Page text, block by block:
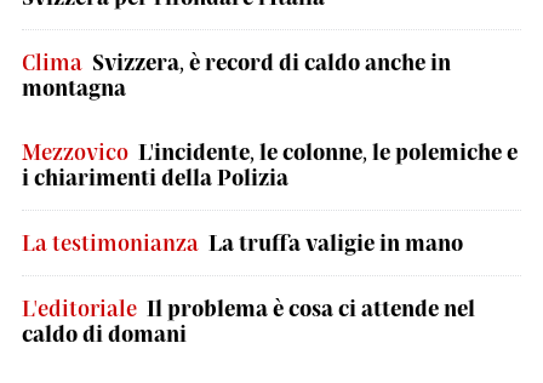
Clima Svizzera, è record di caldo anche in
montagna
Mezzovico L'incidente, le colonne, le polemiche e
i chiarimenti della Polizia
La testimonianza La truffa valigie in mano
L'editoriale Il problema è cosa ci attende nel
caldo di domani